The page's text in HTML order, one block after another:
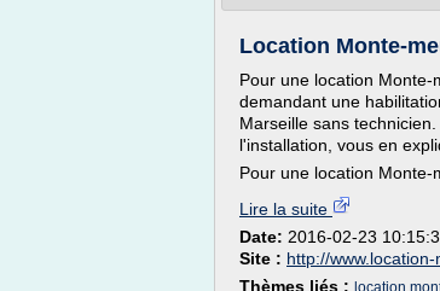
Location Monte-
Pour une location
demandant une
Marseille sans
l'installation, vous en
Pour une location Monte-
Lire la suite
Date: 2016-02-23
Site : http://
Thèmes liés : location